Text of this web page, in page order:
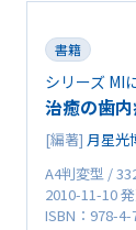
書籍
シリーズ MI
治癒の歯
[編著] 月星光
A4判変型 /
2010-11-10
ISBN：978-